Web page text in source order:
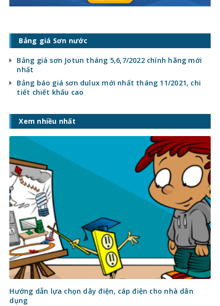
Bảng giá Sơn nước
Bảng giá sơn Jotun tháng 5,6,7/2022 chính hãng mới
nhất
Bảng báo giá sơn dulux mới nhất tháng 11/2021, chi
tiết chiết khấu cao
Xem nhiều nhất
Hướng dẫn lựa chọn dây điện, cáp điện cho nhà dân
dụng